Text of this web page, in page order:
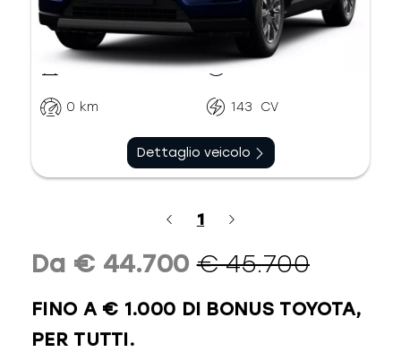
Ibrido benzina CVT
0 km 143 CV
Dettaglio veicolo
1
Da € 44.700 € 45.700
FINO A € 1.000 DI BONUS TOYOTA,
PER TUTTI.